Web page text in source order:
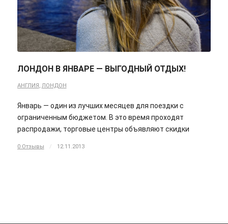
ЛОНДОН В ЯНВАРЕ — ВЫГОДНЫЙ ОТДЫХ!
АНГЛИЯ, ЛОНДОН
Январь — один из лучших месяцев для поездки с
ограниченным бюджетом. В это время проходят
распродажи, торговые центры объявляют скидки
0 Отзывы / 12.11.2013